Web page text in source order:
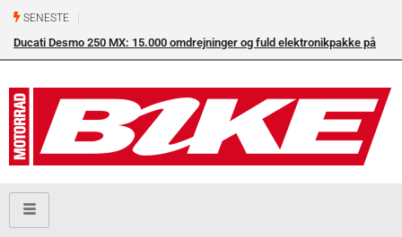
SENESTE
Ducati Desmo 250 MX: 15.000 omdrejninger og fuld elektronikpakke på